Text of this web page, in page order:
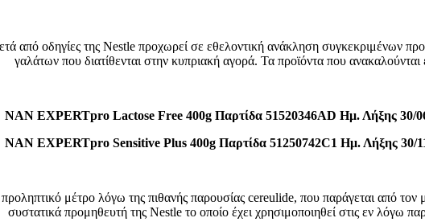
οδηγίες της Nestle προχωρεί σε εθελοντική ανάκληση συγκεκριμένων
γαλάτων που διατίθενται στην κυπριακή αγορά. Τα προϊόντα που ανακαλούνται
NAN EXPERTpro Lactose Free 400g Παρτίδα 51520346AD Ημ. Λήξης 30/
NAN EXPERTpro Sensitive Plus 400g Παρτίδα 51250742C1 Ημ. Λήξης 30/
μέτρο λόγω της πιθανής παρουσίας cereulide, που παράγεται από
συστατικά προμηθευτή της Nestle το οποίο έχει χρησιμοποιηθεί στις εν λόγω